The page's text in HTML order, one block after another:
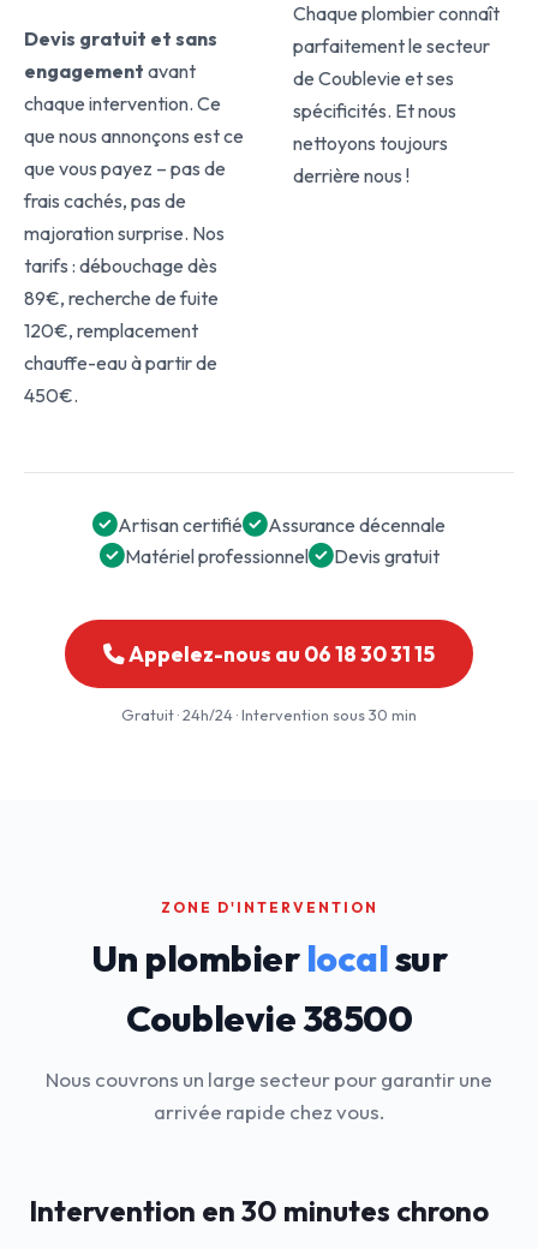
Devis gratuit et sans
engagement avant
chaque intervention. Ce
que nous annonçons est ce
que vous payez – pas de
frais cachés, pas de
majoration surprise. Nos
tarifs : débouchage dès
89€, recherche de fuite
120€, remplacement
chauffe-eau à partir de
450€.
Chaque plombier connaît
parfaitement le secteur
de Coublevie et ses
spécificités. Et nous
nettoyons toujours
derrière nous !
Artisan certifié
Assurance décennale
Matériel professionnel
Devis gratuit
Appelez-nous au 06 18 30 31 15
Gratuit · 24h/24 · Intervention sous 30 min
ZONE D'INTERVENTION
Un plombierlocalsur
Coublevie 38500
Nous couvrons un large secteur pour garantir une
arrivée rapide chez vous.
Intervention en 30 minutes chrono